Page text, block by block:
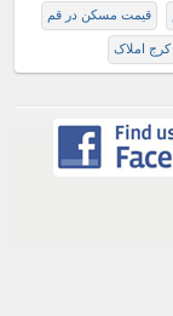
قیمت مسکن در قم
کرج املاک